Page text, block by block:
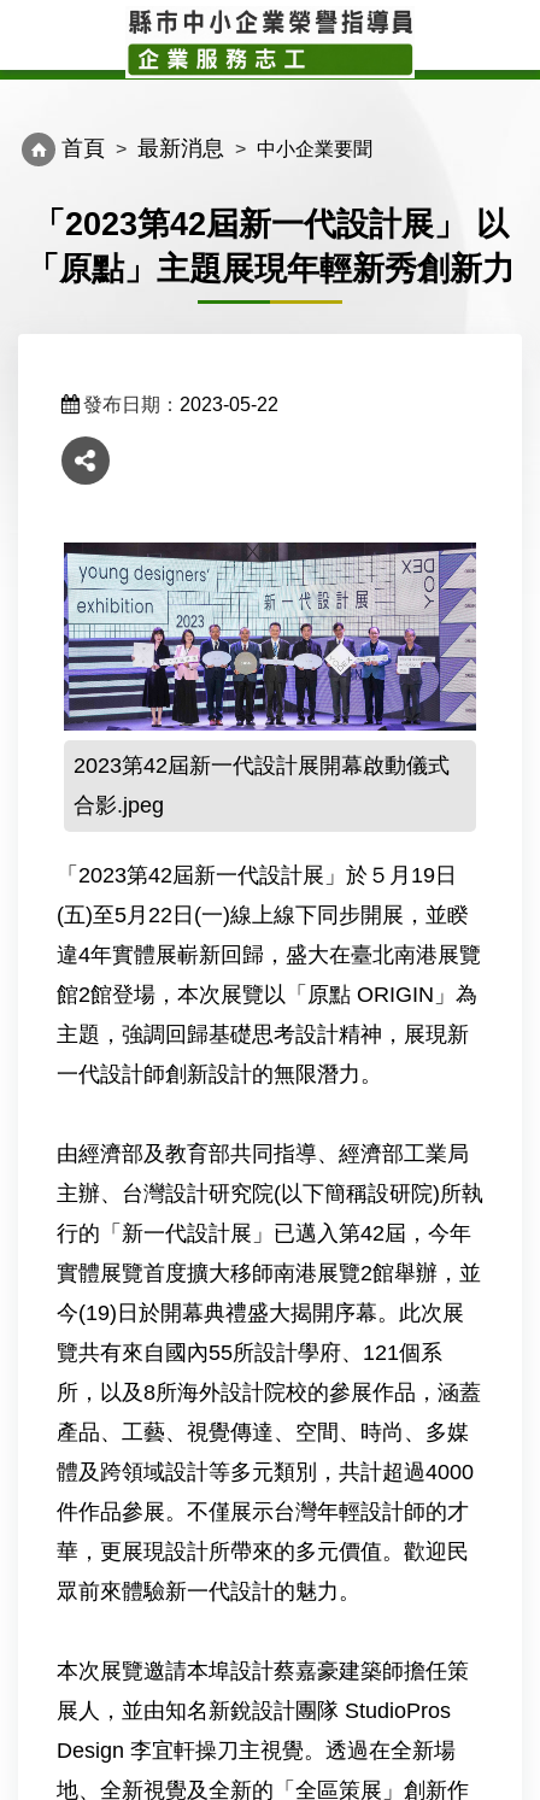
首頁 最新消息 中小企業要聞
「2023第42屆新一代設計展」 以
「原點」主題展現年輕新秀創新力
發布日期： 2023-05-22
2023第42屆新一代設計展開幕啟動儀式
合影.jpeg
「2023第42屆新一代設計展」於５月19日
(五)至5月22日(一)線上線下同步開展，並睽
違4年實體展嶄新回歸，盛大在臺北南港展覽
館2館登場，本次展覽以「原點 ORIGIN」為
主題，強調回歸基礎思考設計精神，展現新
一代設計師創新設計的無限潛力。
由經濟部及教育部共同指導、經濟部工業局
主辦、台灣設計研究院(以下簡稱設研院)所執
行的「新一代設計展」已邁入第42屆，今年
實體展覽首度擴大移師南港展覽2館舉辦，並
今(19)日於開幕典禮盛大揭開序幕。此次展
覽共有來自國內55所設計學府、121個系
所，以及8所海外設計院校的參展作品，涵蓋
產品、工藝、視覺傳達、空間、時尚、多媒
體及跨領域設計等多元類別，共計超過4000
件作品參展。不僅展示台灣年輕設計師的才
華，更展現設計所帶來的多元價值。歡迎民
眾前來體驗新一代設計的魅力。
本次展覽邀請本埠設計蔡嘉豪建築師擔任策
展人，並由知名新銳設計團隊 StudioPros
Design 李宜軒操刀主視覺。透過在全新場
地、全新視覺及全新的「全區策展」創新作